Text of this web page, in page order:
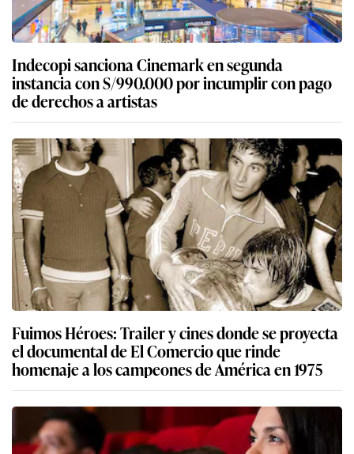
Indecopi sanciona Cinemark en segunda
instancia con S/990.000 por incumplir con pago
de derechos a artistas
Fuimos Héroes: Trailer y cines donde se proyecta
el documental de El Comercio que rinde
homenaje a los campeones de América en 1975